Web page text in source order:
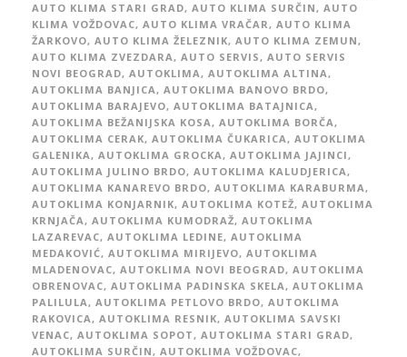
AUTO KLIMA STARI GRAD, AUTO KLIMA SURČIN, AUTO
KLIMA VOŽDOVAC, AUTO KLIMA VRAČAR, AUTO KLIMA
ŽARKOVO, AUTO KLIMA ŽELEZNIK, AUTO KLIMA ZEMUN,
AUTO KLIMA ZVEZDARA, AUTO SERVIS, AUTO SERVIS
NOVI BEOGRAD, AUTOKLIMA, AUTOKLIMA ALTINA,
AUTOKLIMA BANJICA, AUTOKLIMA BANOVO BRDO,
AUTOKLIMA BARAJEVO, AUTOKLIMA BATAJNICA,
AUTOKLIMA BEŽANIJSKA KOSA, AUTOKLIMA BORČA,
AUTOKLIMA CERAK, AUTOKLIMA ČUKARICA, AUTOKLIMA
GALENIKA, AUTOKLIMA GROCKA, AUTOKLIMA JAJINCI,
AUTOKLIMA JULINO BRDO, AUTOKLIMA KALUDJERICA,
AUTOKLIMA KANAREVO BRDO, AUTOKLIMA KARABURMA,
AUTOKLIMA KONJARNIK, AUTOKLIMA KOTEŽ, AUTOKLIMA
KRNJAČA, AUTOKLIMA KUMODRAŽ, AUTOKLIMA
LAZAREVAC, AUTOKLIMA LEDINE, AUTOKLIMA
MEDAKOVIĆ, AUTOKLIMA MIRIJEVO, AUTOKLIMA
MLADENOVAC, AUTOKLIMA NOVI BEOGRAD, AUTOKLIMA
OBRENOVAC, AUTOKLIMA PADINSKA SKELA, AUTOKLIMA
PALILULA, AUTOKLIMA PETLOVO BRDO, AUTOKLIMA
RAKOVICA, AUTOKLIMA RESNIK, AUTOKLIMA SAVSKI
VENAC, AUTOKLIMA SOPOT, AUTOKLIMA STARI GRAD,
AUTOKLIMA SURČIN, AUTOKLIMA VOŽDOVAC,